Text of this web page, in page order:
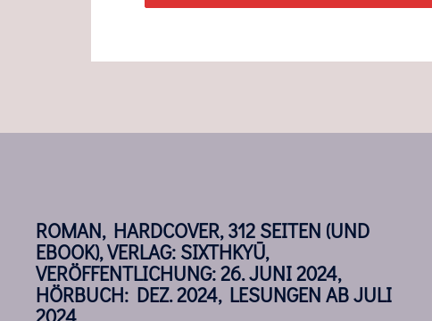
ROMAN, HARDCOVER, 312 SEITEN (UND
EBOOK), VERLAG: SIXTHKYŪ,
VERÖFFENTLICHUNG: 26. JUNI 2024,
HÖRBUCH: DEZ. 2024, LESUNGEN AB JULI